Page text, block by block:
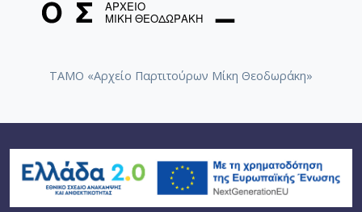
ΤΑΜΟ «Αρχείο Παρτιτούρων Μίκη Θεοδωράκη»